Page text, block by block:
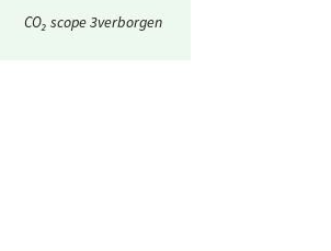
CO₂ scope 3verborgen